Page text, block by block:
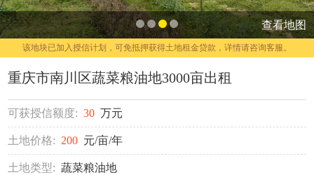
查看地图
该地块已加入授信计划，可免抵押获得土地租金贷款，详情请咨询客服。
重庆市南川区蔬菜粮油地3000亩出租
可获授信额度: 30 万元
土地价格: 200 元/亩/年
土地类型: 蔬菜粮油地